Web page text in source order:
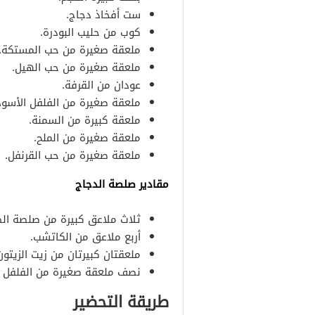
ست أفخاذ دجاج.
كوب من حليب البودرة.
ملعقة صغيرة من حب المستكة.
ملعقة صغيرة من حب الهيل.
عودان من القرفة.
ملعقة صغيرة من الفلفل
ملعقة كبيرة من السمنة.
ملعقة صغيرة من الملح.
ملعقة صغيرة من حب القرنفل.
مقادير صلصة الدجاج
ثلاث ملاعق كبيرة من صلصة
أربع ملاعق من الكاتشب.
ملعقتان كبيرتان من زيت
نصف ملعقة صغيرة من الفلفل
طريقة التحضير